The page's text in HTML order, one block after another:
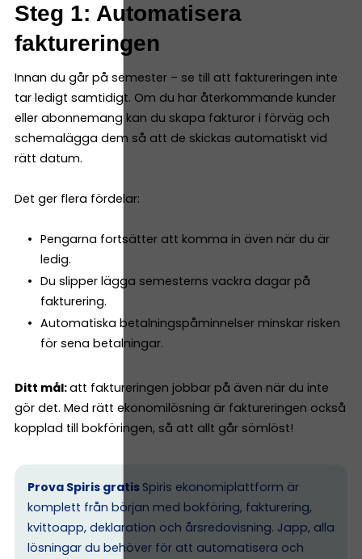
Steg 1: Automatisera
faktureringen
Innan du går på semester – se till att faktureringen inte
tar ledigt samtidigt. Om du har återkommande kunder
eller abonnemang kan du skapa fakturor i förväg och
schemalägga dem så att de skickas automatiskt vid
rätt datum.
Det ger flera fördelar:
Pengarna fortsätter att komma in även när du är
ledig.
Du slipper lägga semesterns vackra dagar på
fakturering.
Automatiska betalningspåminnelser minskar risken
för sena betalningar.
Ditt mål:att faktureringen jobbar på även när du inte
gör det. Med rätt ekonomilösning är faktureringen också
kopplad till bokföringen, så att allt går sömlöst!
Prova Spiris gratis Spiris ekonomiplattform är
komplett från början med bokföring, fakturering,
kvittoapp, deklaration och årsredovisning. Japp, alla
lösningar du behöver för att automatisera och